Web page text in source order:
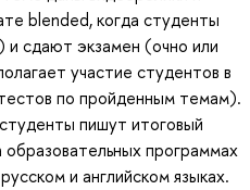
blended, когда студенты
сдают экзамен (очно или
участие студентов в
по пройденным темам).
пишут итоговый
программах
и английском языках.